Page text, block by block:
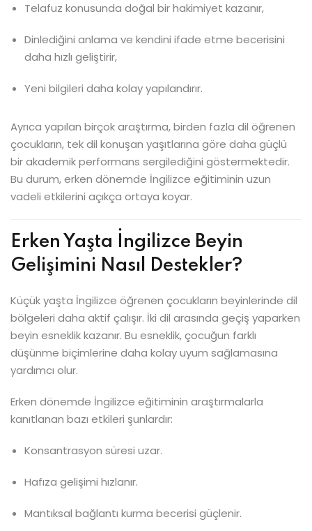
Telafuz konusunda doğal bir hakimiyet kazanır,
Dinlediğini anlama ve kendini ifade etme becerisini
daha hızlı geliştirir,
Yeni bilgileri daha kolay yapılandırır.
Ayrıca yapılan birçok araştırma, birden fazla dil öğrenen
çocukların, tek dil konuşan yaşıtlarına göre daha güçlü
bir akademik performans sergilediğini göstermektedir.
Bu durum, erken dönemde İngilizce eğitiminin uzun
vadeli etkilerini açıkça ortaya koyar.
Erken Yaşta İngilizce Beyin
Gelişimini Nasıl Destekler?
Küçük yaşta İngilizce öğrenen çocukların beyinlerinde dil
bölgeleri daha aktif çalışır. İki dil arasında geçiş yaparken
beyin esneklik kazanır. Bu esneklik, çocuğun farklı
düşünme biçimlerine daha kolay uyum sağlamasına
yardımcı olur.
Erken dönemde İngilizce eğitiminin araştırmalarla
kanıtlanan bazı etkileri şunlardır:
Konsantrasyon süresi uzar.
Hafıza gelişimi hızlanır.
Mantıksal bağlantı kurma becerisi güçlenir.